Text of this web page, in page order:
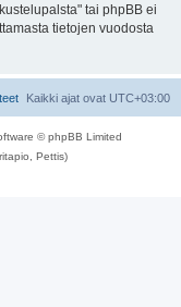
tai phpBB ei
tietojen vuodosta
Kaikki ajat ovat UTC+03:00
© phpBB Limited
Pettis)